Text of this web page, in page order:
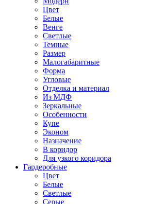
Цвет
Белые
Венге
Светлые
Темные
Размер
Малогабаритные
Форма
Угловые
Отделка и материал
Из МДФ
Зеркальные
Особенности
Купе
Эконом
Назначение
В коридор
Для узкого коридора
Гардеробные
Цвет
Белые
Светлые
Серые